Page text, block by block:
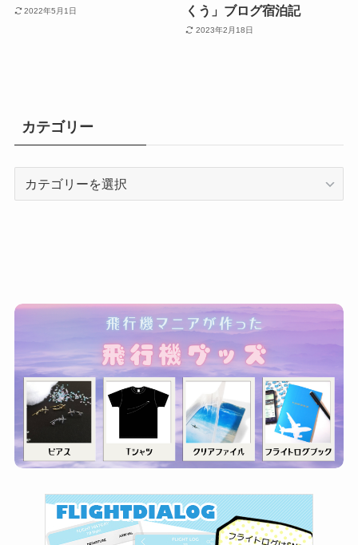
2022年5月1日
くう」ブログ宿泊記
2023年2月18日
カテゴリー